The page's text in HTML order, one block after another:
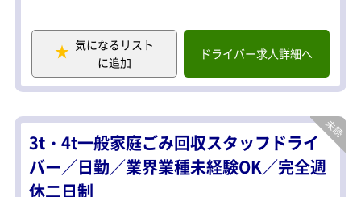
し、自社工場や清掃工場へ運搬しま
す。道を覚えればスムーズに働けま
す。
【未経験OK】
1～3ヶ月の同乗研修あり。運転や回収
の流れを基礎から丁寧に指導します。
【働きやすさ】
残業少なめ／しっかり稼げるルートな
気になるリスト
に追加
ドライバー求人詳細へ
3t・4t一般家庭ごみ回収スタッフドライ
バー／日勤／業界業種未経験OK／完全週
休二日制